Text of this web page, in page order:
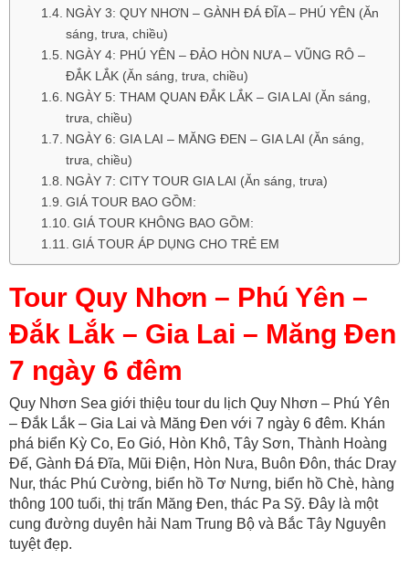
NGÀY 3: QUY NHƠN – GÀNH ĐÁ ĐĨA – PHÚ YÊN (Ăn
sáng, trưa, chiều)
NGÀY 4: PHÚ YÊN – ĐẢO HÒN NƯA – VŨNG RÔ –
ĐẮK LẮK (Ăn sáng, trưa, chiều)
NGÀY 5: THAM QUAN ĐẮK LẮK – GIA LAI (Ăn sáng,
trưa, chiều)
NGÀY 6: GIA LAI – MĂNG ĐEN – GIA LAI (Ăn sáng,
trưa, chiều)
NGÀY 7: CITY TOUR GIA LAI (Ăn sáng, trưa)
GIÁ TOUR BAO GỒM:
GIÁ TOUR KHÔNG BAO GỒM:
GIÁ TOUR ÁP DỤNG CHO TRẺ EM
Tour Quy Nhơn – Phú Yên –
Đắk Lắk – Gia Lai – Măng Đen
7 ngày 6 đêm
Quy Nhơn Sea giới thiệu tour du lịch Quy Nhơn – Phú Yên
– Đắk Lắk – Gia Lai và Măng Đen với 7 ngày 6 đêm. Khán
phá biển Kỳ Co, Eo Gió, Hòn Khô, Tây Sơn, Thành Hoàng
Đế, Gành Đá Đĩa, Mũi Điện, Hòn Nưa, Buôn Đôn, thác Dray
Nur, thác Phú Cường, biển hồ Tơ Nưng, biển hồ Chè, hàng
thông 100 tuổi, thị trấn Măng Đen, thác Pa Sỹ. Đây là một
cung đường duyên hải Nam Trung Bộ và Bắc Tây Nguyên
tuyệt đẹp.